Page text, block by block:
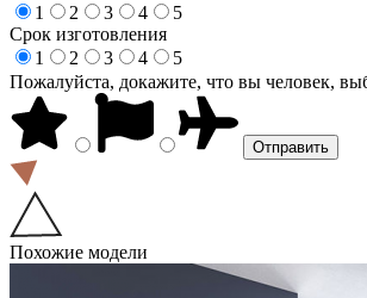
1
2 3 4
5
Срок изготовления
1
2 3 4
5
Пожалуйста, докажите, что вы человек,
Похожие модели